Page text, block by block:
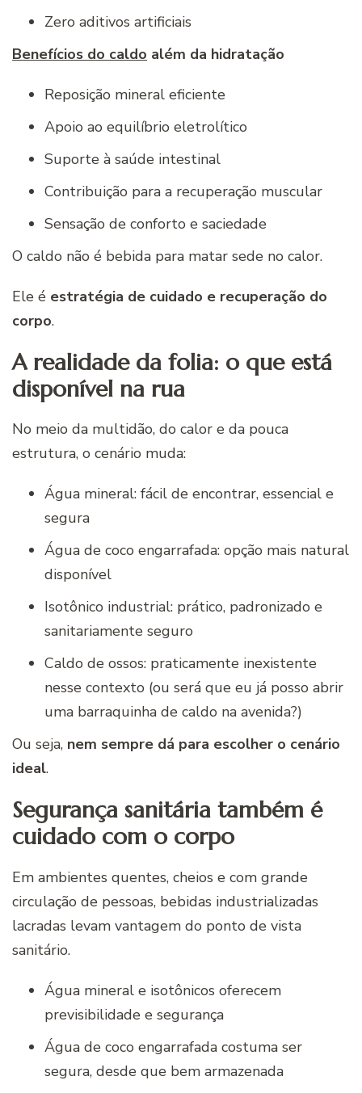
Zero aditivos artificiais
Benefícios do caldo além da hidratação
Reposição mineral eficiente
Apoio ao equilíbrio eletrolítico
Suporte à saúde intestinal
Contribuição para a recuperação muscular
Sensação de conforto e saciedade
O caldo não é bebida para matar sede no calor.
Ele é estratégia de cuidado e recuperação do
corpo.
A realidade da folia: o que está
disponível na rua
No meio da multidão, do calor e da pouca
estrutura, o cenário muda:
Água mineral: fácil de encontrar, essencial e
segura
Água de coco engarrafada: opção mais natural
disponível
Isotônico industrial: prático, padronizado e
sanitariamente seguro
Caldo de ossos: praticamente inexistente
nesse contexto (ou será que eu já posso abrir
uma barraquinha de caldo na avenida?)
Ou seja, nem sempre dá para escolher o cenário
ideal.
Segurança sanitária também é
cuidado com o corpo
Em ambientes quentes, cheios e com grande
circulação de pessoas, bebidas industrializadas
lacradas levam vantagem do ponto de vista
sanitário.
Água mineral e isotônicos oferecem
previsibilidade e segurança
Água de coco engarrafada costuma ser
segura, desde que bem armazenada